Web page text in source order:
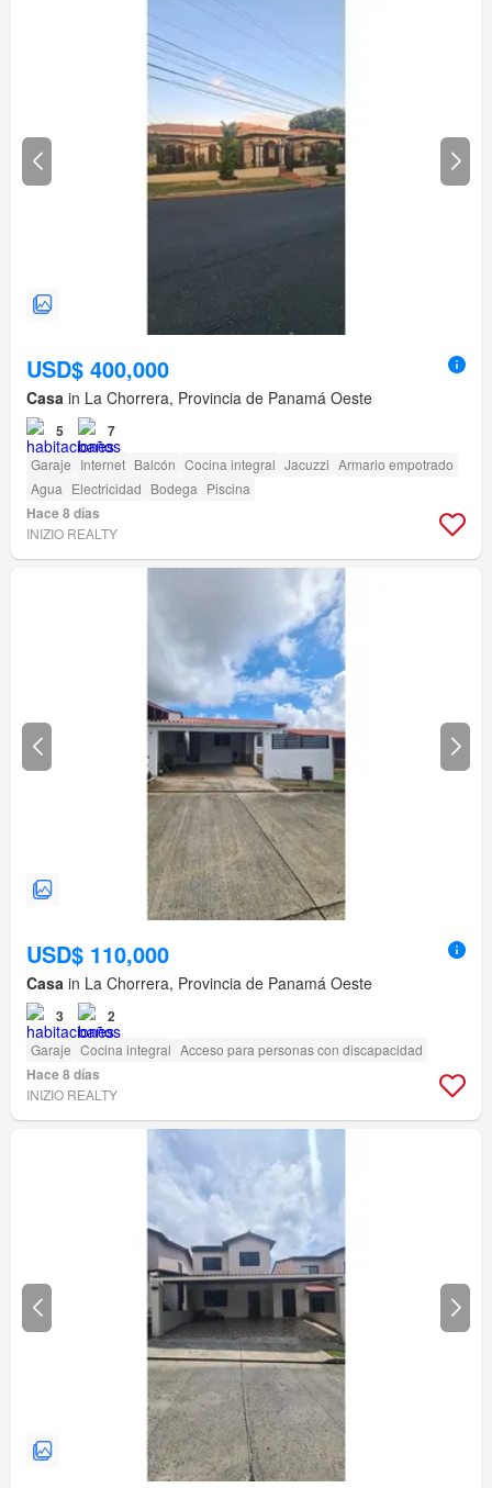
USD$ 400,000
Casa in La Chorrera, Provincia de Panamá Oeste
5 7
Garaje Internet Balcón Cocina integral Jacuzzi Armario empotrado
Agua Electricidad Bodega Piscina
Hace 8 días
INIZIO REALTY
USD$ 110,000
Casa in La Chorrera, Provincia de Panamá Oeste
3 2
Garaje Cocina integral Acceso para personas con discapacidad
Hace 8 días
INIZIO REALTY